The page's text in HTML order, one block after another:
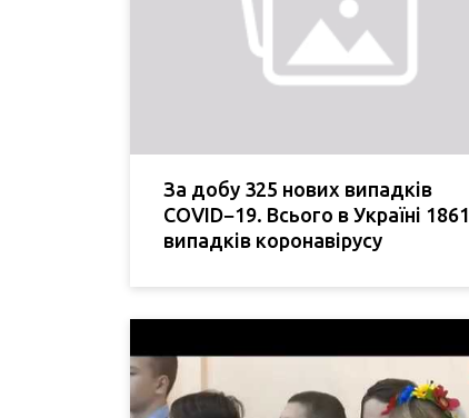
За добу 325 нових випадків
COVID−19. Всього в Україні
випадків коронавірусу